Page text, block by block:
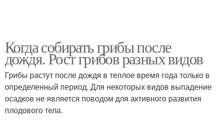
Когда собирать грибы после
дождя. Рост грибов разных видов
Грибы растут после дождя в теплое время года только в
определенный период. Для некоторых видов выпадение
осадков не является поводом для активного развития
плодового тела.